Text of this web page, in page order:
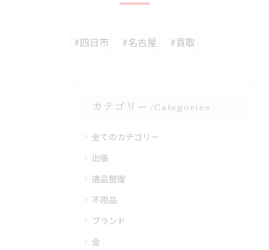
#四日市 #名古屋 #買取
カテゴリー Categories
全てのカテゴリー
出張
遺品整理
不用品
ブランド
金